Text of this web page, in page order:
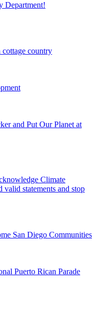
Department!
cottage country
and Put Our Planet at
Climate
valid statements and stop
San Diego Communities
Puerto Rican Parade